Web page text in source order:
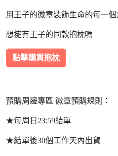
用王子的徽章裝飾生命的每一
想擁有王子的同款抱枕嗎
點擊購買抱枕
預購周邊專區 徽章預購規則：
★每周日23:59結單
★結單後30個工作天內出貨